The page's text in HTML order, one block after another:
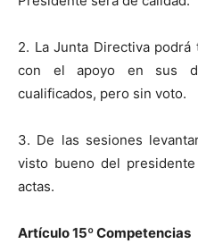
2. La Junta Directiva
con el apoyo en sus
cualificados, pero sin voto.
3. De las sesiones
visto bueno del
actas.
Artículo 15ºCompetencias